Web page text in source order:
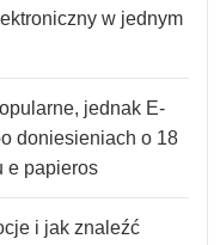
w jednym
jednak E-
doniesieniach o 18
e papieros
i jak znaleźć